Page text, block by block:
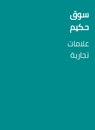
سوق
حكيم
علامات
تجارية